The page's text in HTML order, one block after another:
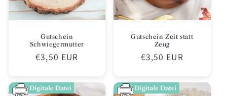
Gutschein
Schwiegermutter
Normaler
€3,50 EUR
Gutschein Zeit statt
Zeug
Normaler
€3,50 EUR